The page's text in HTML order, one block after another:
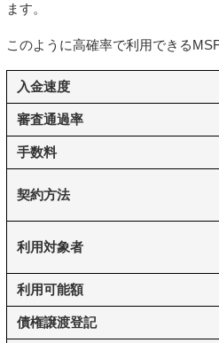
ます。
このように高確率で利用できる
入金速度
審査通過率
手数料
契約方法
利用対象者
利用可能額
債権譲渡登記